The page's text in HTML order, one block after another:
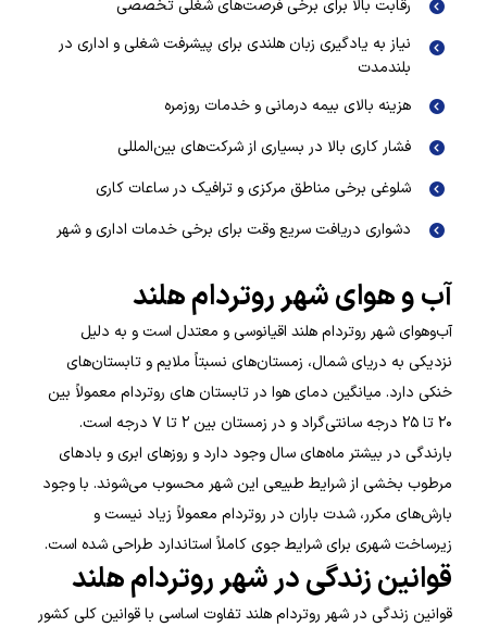
رقابت بالا برای برخی فرصت‌های شغلی تخصصی
نیاز به یادگیری زبان هلندی برای پیشرفت شغلی و اداری در
بلندمدت
هزینه بالای بیمه درمانی و خدمات روزمره
فشار کاری بالا در بسیاری از شرکت‌های بین‌المللی
شلوغی برخی مناطق مرکزی و ترافیک در ساعات کاری
دشواری دریافت سریع وقت برای برخی خدمات اداری و شهر
آب و هوای شهر روتردام هلند
آب‌وهوای شهر روتردام هلند اقیانوسی و معتدل است و به دلیل
نزدیکی به دریای شمال، زمستان‌های نسبتاً ملایم و تابستان‌های
خنکی دارد. میانگین دمای هوا در تابستان های روتردام معمولاً بین
۲۰ تا ۲۵ درجه سانتی‌گراد و در زمستان بین ۲ تا ۷ درجه است.
بارندگی در بیشتر ماه‌های سال وجود دارد و روزهای ابری و بادهای
مرطوب بخشی از شرایط طبیعی این شهر محسوب می‌شوند. با وجود
بارش‌های مکرر، شدت باران در روتردام معمولاً زیاد نیست و
زیرساخت شهری برای شرایط جوی کاملاً استاندارد طراحی شده است.
قوانین زندگی در شهر روتردام هلند
قوانین زندگی در شهر روتردام هلند تفاوت اساسی با قوانین کلی کشور